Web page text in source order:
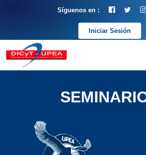
Síguenos en :
Iniciar Sesión